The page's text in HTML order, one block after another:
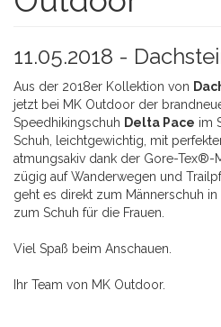
11.05.2018 -
Aus der 2018er Kollektion von
jetzt bei MK Outdoor der
Speedhikingschuh Delta Pace im
Schuh, leichtgewichtig, mit
atmungsakiv dank der Gore-Tex®-
zügig auf Wanderwegen und
geht es direkt zum Männerschuh
zum Schuh für die Frauen.
Viel Spaß beim Anschauen.
Ihr Team von MK Outdoor.